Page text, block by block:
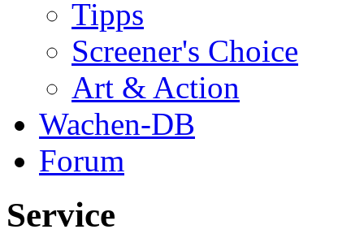
Tipps
Screener's Choice
Art & Action
Wachen-DB
Forum
Service